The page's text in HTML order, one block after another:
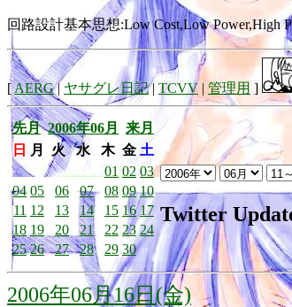
回路設計基本思想:Low Cost,Low Power,High
[AERG| ヤサグレ日記| TCVV | 管理用 ]
先月 2006年06月
来月
日
月 火 水 木 金 土
01 02 03
04 05 06 07 08 09 10
11 12 13 14 15 16 17
18 19 20 21 22 23 24
25 26 27 28 29 30
Twitter
2006年06月16日(金)